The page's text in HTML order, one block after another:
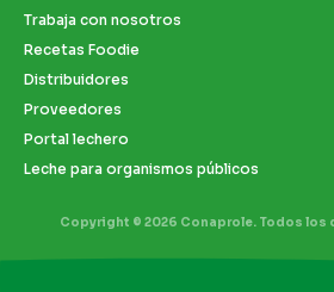
Trabaja con nosotros
Recetas Foodie
Distribuidores
Proveedores
Portal lechero
Leche para organismos públicos
Copyright © 2026 Conaprole. Todos los